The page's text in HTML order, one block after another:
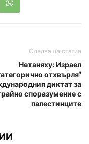
Следваща статия
Нетаняху: Израел
отхвърля“
диктат за
споразумение с
палестинците